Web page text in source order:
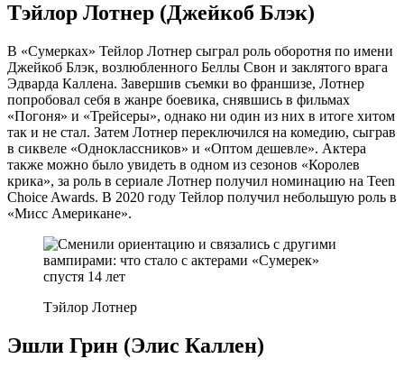
Тэйлор Лотнер (Джейкоб Блэк)
В «Сумерках» Тейлор Лотнер сыграл роль оборотня по имени
Джейкоб Блэк, возлюбленного Беллы Свон и заклятого врага
Эдварда Каллена. Завершив съемки во франшизе, Лотнер
попробовал себя в жанре боевика, снявшись в фильмах
«Погоня» и «Трейсеры», однако ни один из них в итоге хитом
так и не стал. Затем Лотнер переключился на комедию, сыграв
в сиквеле «Одноклассников» и «Оптом дешевле». Актера
также можно было увидеть в одном из сезонов «Королев
крика», за роль в сериале Лотнер получил номинацию на Teen
Choice Awards. В 2020 году Тейлор получил небольшую роль в
«Мисс Американе».
Тэйлор Лотнер
Эшли Грин (Элис Каллен)